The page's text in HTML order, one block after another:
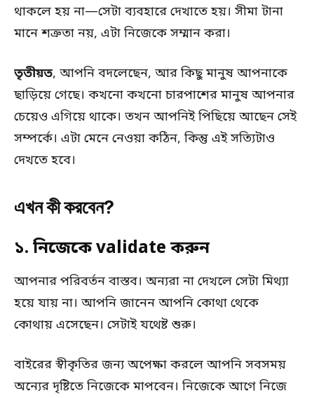
থাকলে হয় না—সেটা ব্যবহারে দেখাতে হয়। সীমা টানা
মানে শত্রুতা নয়, এটা নিজেকে সম্মান করা।
তৃতীয়ত, আপনি বদলেছেন, আর কিছু মানুষ আপনাকে
ছাড়িয়ে গেছে। কখনো কখনো চারপাশের মানুষ আপনার
চেয়েও এগিয়ে থাকে। তখন আপনিই পিছিয়ে আছেন সেই
সম্পর্কে। এটা মেনে নেওয়া কঠিন, কিন্তু এই সত্যিটাও
দেখতে হবে।
এখন কী করবেন?
১. নিজেকে validate করুন
আপনার পরিবর্তন বাস্তব। অন্যরা না দেখলে সেটা মিথ্যা
হয়ে যায় না। আপনি জানেন আপনি কোথা থেকে
কোথায় এসেছেন। সেটাই যথেষ্ট শুরু।
বাইরের স্বীকৃতির জন্য অপেক্ষা করলে আপনি সবসময়
অন্যের দৃষ্টিতে নিজেকে মাপবেন। নিজেকে আগে নিজে